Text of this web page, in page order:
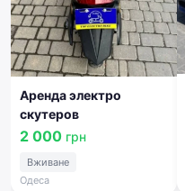
Аренда электро
скутеров
2 000 грн
Вживане
Одеса